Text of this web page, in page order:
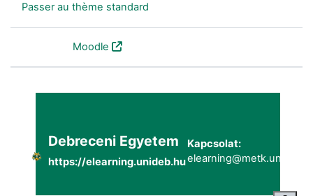
Passer au thème standard
Moodle
Debreceni Egyetem
https://elearning.unideb.hu
Kapcsolat: